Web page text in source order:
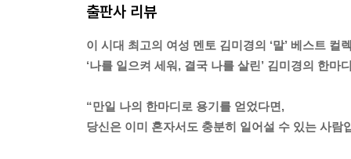
이렇게 풍경처럼 흘깃 보는 거지,
보더라도 오래 기억하지도 않고요.
결국 타인의 시선이라는 건 존재하지 않아요.
--- p. 56, 「남 보여주려고 살지 말아요」 중에서
출판사 리뷰
이 시대 최고의 여성 멘토 김미경의 ‘말’ 베스트 컬
‘나를 일으켜 세워, 결국 나를 살린’ 김미경의 한마
“만일 나의 한마디로 용기를 얻었다면,
당신은 이미 혼자서도 충분히 일어설 수 있는 사람